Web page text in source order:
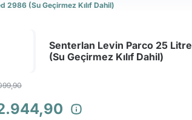
2986 (Su Geçirmez Kılıf Dahil)
Senterlan Levin Parco 25 Litre
(Su Geçirmez Kılıf Dahil)